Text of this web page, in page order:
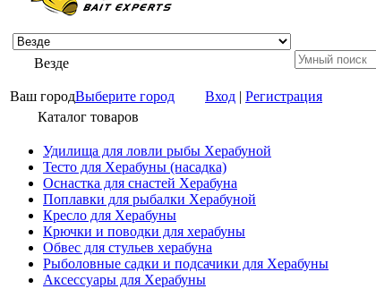
Везде
Ваш городВыберите город Вход | Регистрация
Каталог товаров
Удилища для ловли рыбы Херабуной
Тесто для Херабуны (насадка)
Оснастка для снастей Херабуна
Поплавки для рыбалки Херабуной
Кресло для Херабуны
Крючки и поводки для херабуны
Обвес для стульев херабуна
Рыболовные садки и подсачики для Херабуны
Аксессуары для Херабуны